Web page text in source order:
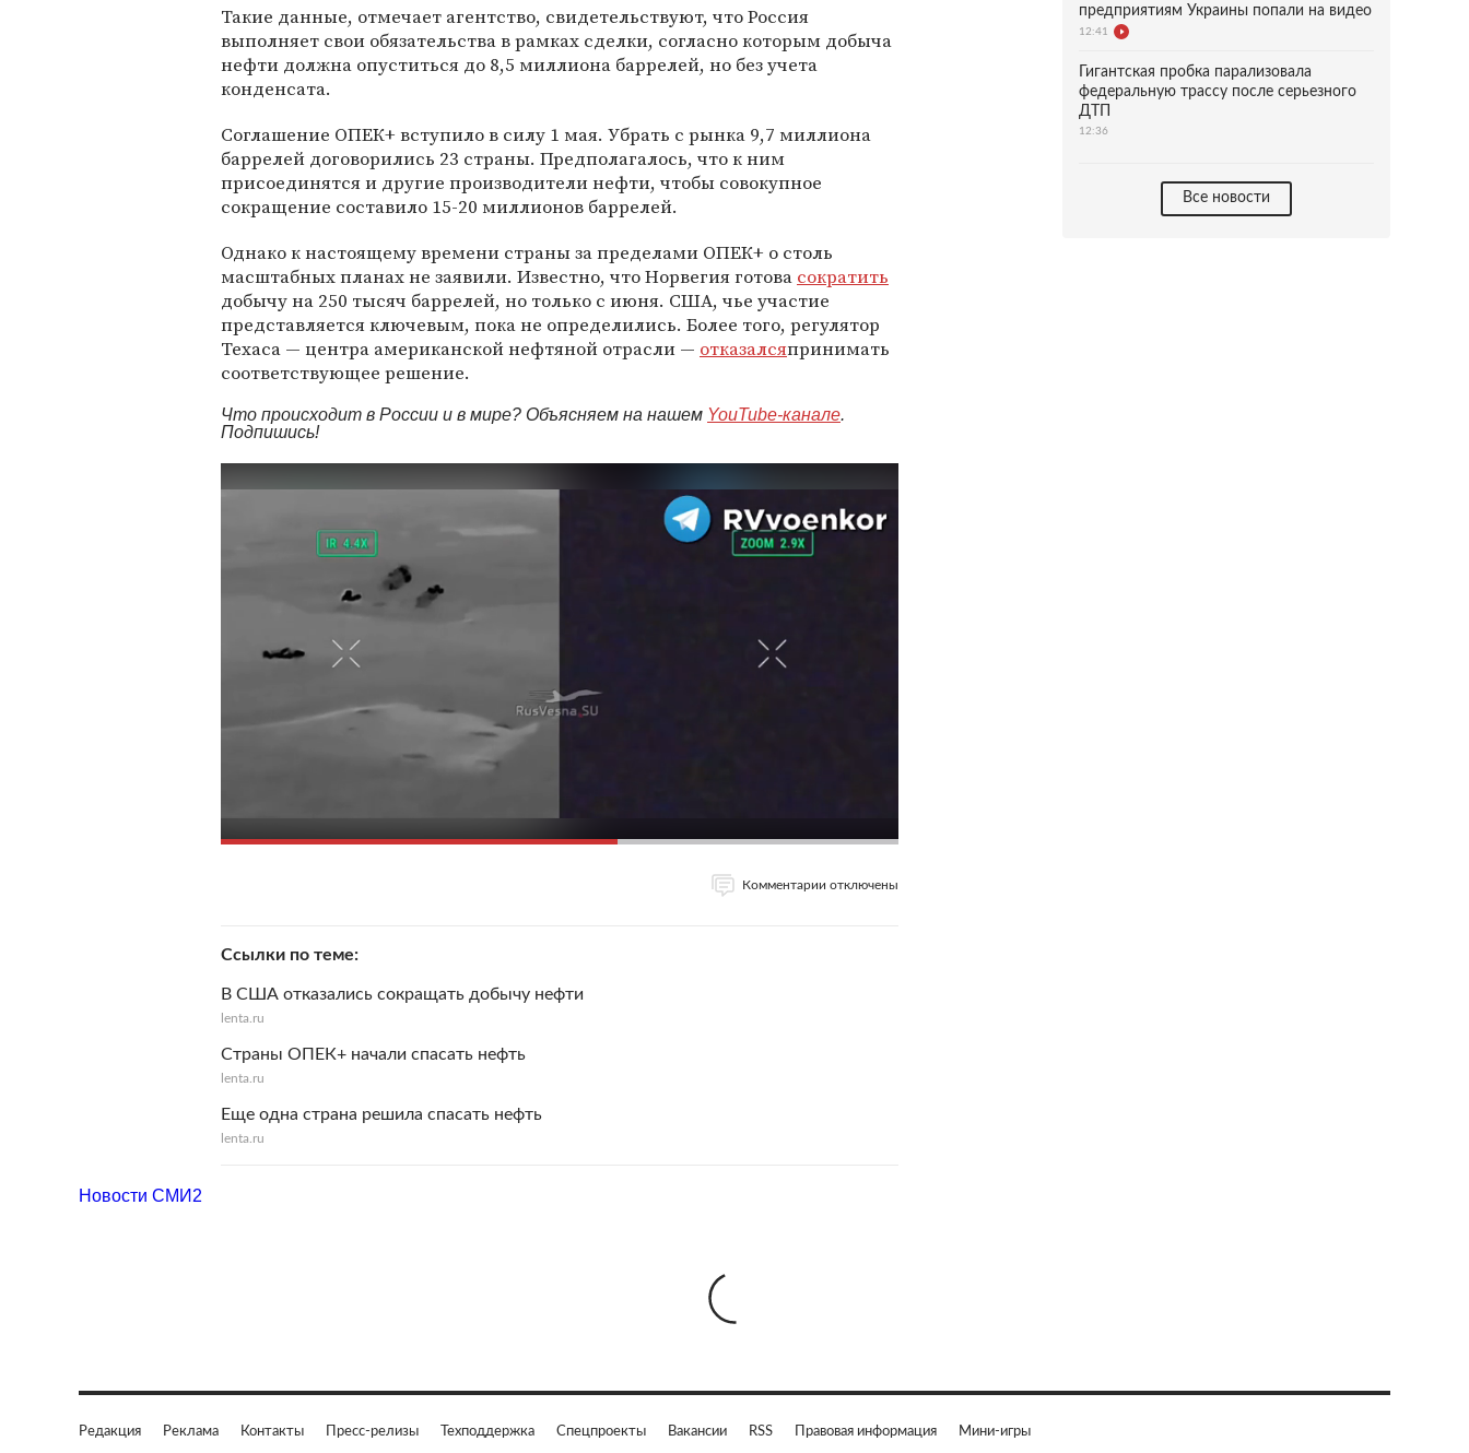
Такие данные, отмечает агентство, свидетельствуют, что Россия
выполняет свои обязательства в рамках сделки, согласно которым добыча
нефти должна опуститься до 8,5 миллиона баррелей, но без учета
конденсата.
Соглашение ОПЕК+ вступило в силу 1 мая. Убрать с рынка 9,7 миллиона
баррелей договорились 23 страны. Предполагалось, что к ним
присоединятся и другие производители нефти, чтобы совокупное
сокращение составило 15-20 миллионов баррелей.
Однако к настоящему времени страны за пределами ОПЕК+ о столь
масштабных планах не заявили. Известно, что Норвегия готова сократить
добычу на 250 тысяч баррелей, но только с июня. США, чье участие
представляется ключевым, пока не определились. Более того, регулятор
Техаса — центра американской нефтяной отрасли — отказалсяпринимать
соответствующее решение.
Что происходит в России и в мире? Объясняем на нашем YouTube-канале.
Подпишись!
Комментарии отключены
Ссылки по теме
В США отказались сокращать добычу нефти
lenta.ru
Страны ОПЕК+ начали спасать нефть
lenta.ru
Еще одна страна решила спасать нефть
lenta.ru
предприятиям Украины попали на видео
12:41
Гигантская пробка парализовала
федеральную трассу после серьезного
ДТП
12:36
Все новости
Новости СМИ2
Редакция Реклама Контакты Пресс-релизы Техподдержка Спецпроекты Вакансии RSS Правовая информация Мини-игры